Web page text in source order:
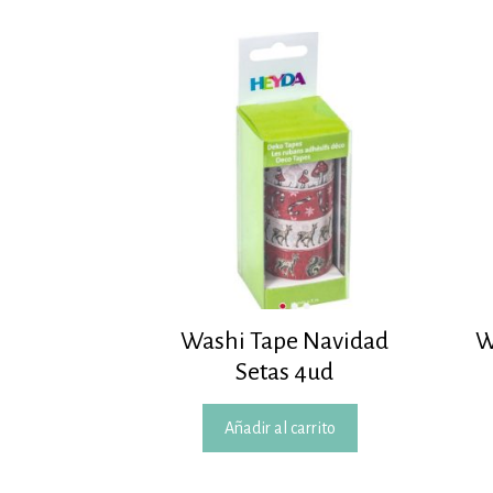
Washi Tape Navidad
Setas 4ud
Añadir al carrito